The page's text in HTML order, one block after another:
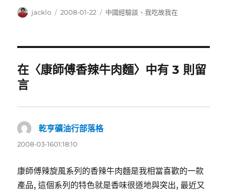
作
jacklo
發
2008-01-22
分
中國經驗談 、我吃故我在
在〈康師傅香辣牛肉麵〉中有 3 則留
言
乾亨礦油行部落格表
2008-03-1601:18:10
康師傅辣旋風系列的香辣牛肉麵是我相當喜歡的一款
產品, 這個系列的特色就是香味很道地與突出, 最近又